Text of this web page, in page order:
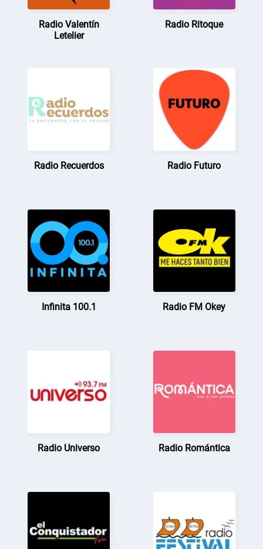
Radio Valentín
Letelier
Radio Ritoque
Radio Recuerdos Radio Futuro
Infinita 100.1 Radio FM Okey
Radio Universo Radio Romántica